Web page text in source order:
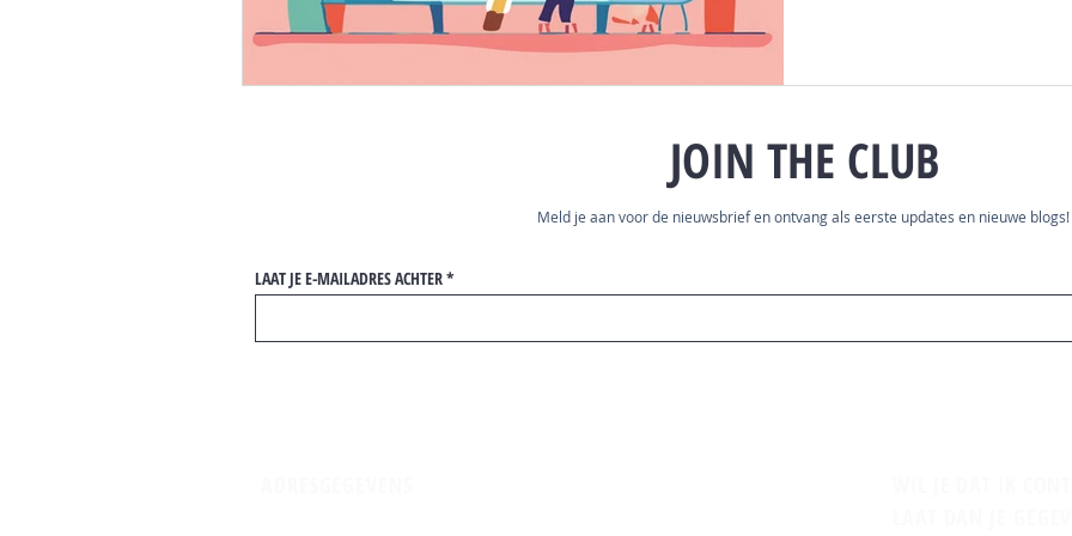
JOIN THE CLUB
Meld je aan voor de nieuwsbrief en ontvang als eerste updates en nieuwe blogs!
LAAT JE E-MAILADRES ACHTER